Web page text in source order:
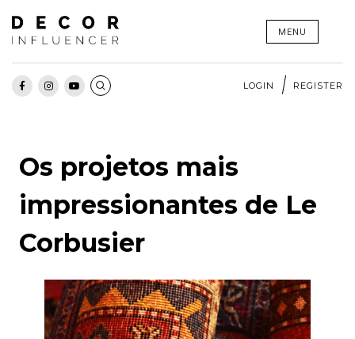
Skip
content
MENU
LOGIN REGISTER
Os projetos mais
impressionantes de Le
Corbusier